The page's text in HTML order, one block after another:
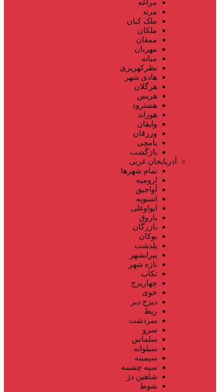
مراغه
مرند
ملک کیان
ملکان
ممقان
مهربان
میانه
نظرکهریزی
هادی شهر
هرگلان
هریس
هشترود
هوراند
وایقان
ورزقان
یامچی
بازگشت
آذربایجان غربی
تمام شهر‌ها
ارومیه
آواجیق
اشنویه
ایواوغلی
باروق
بازرگان
بوکان
پلدشت
پیرانشهر
تازه شهر
تکاب
چهاربرج
خوی
دیزج دیز
ربط
سردشت
سرو
سلماس
سیلوانه
سیمینه
سیه چشمه
شاهین دژ
شوط